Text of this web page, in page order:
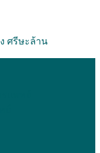
ศรีษะล้าน